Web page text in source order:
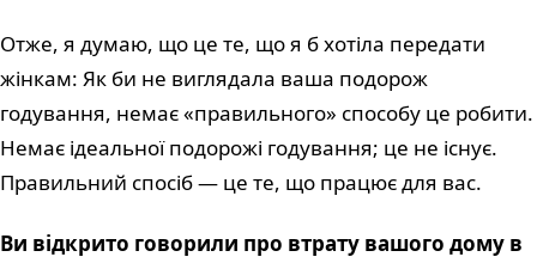
Отже, я думаю, що це те, що я б хотіла передати
жінкам: Як би не виглядала ваша подорож
годування, немає «правильного» способу це робити.
Немає ідеальної подорожі годування; це не існує.
Правильний спосіб — це те, що працює для вас.
Ви відкрито говорили про втрату вашого дому в